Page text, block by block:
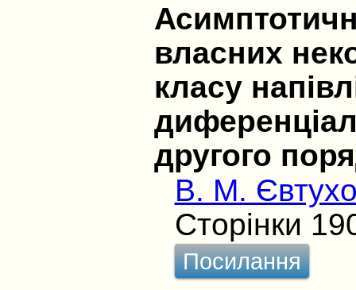
власних
класу
другого
В. М.
Сторінки
Посилання